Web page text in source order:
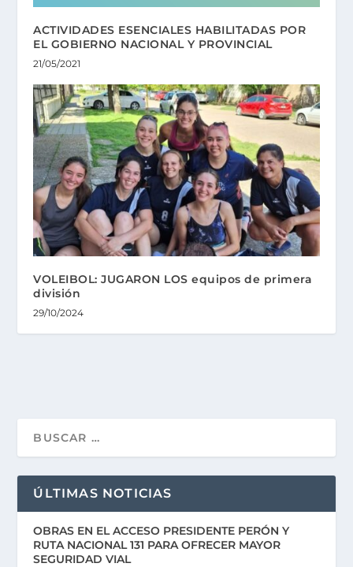
ACTIVIDADES ESENCIALES HABILITADAS POR
EL GOBIERNO NACIONAL Y PROVINCIAL
21/05/2021
VOLEIBOL: JUGARON LOS equipos de primera
división
29/10/2024
ÚLTIMAS NOTICIAS
OBRAS EN EL ACCESO PRESIDENTE PERÓN Y
RUTA NACIONAL 131 PARA OFRECER MAYOR
SEGURIDAD VIAL